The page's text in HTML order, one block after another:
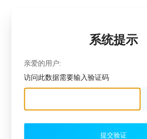
系统提示
亲爱的用户:
访问此数据需要输入验证码